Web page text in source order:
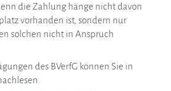
die Zahlung hänge nicht davon
vorhanden ist, sondern nur
solchen nicht in Anspruch
des BVerfG können Sie in